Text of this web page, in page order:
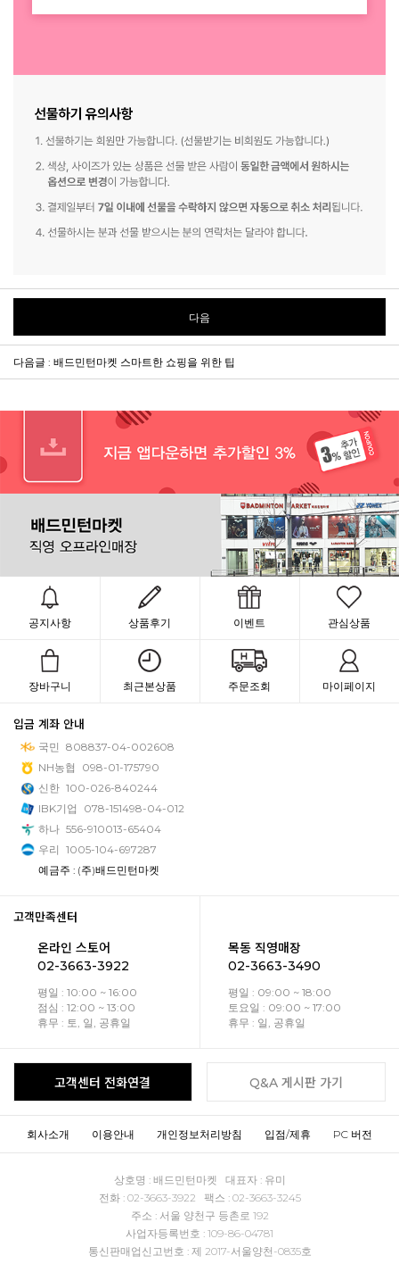
다음
다음글 : 배드민턴마켓 스마트한 쇼핑을 위한 팁
공지사항 상품후기 이벤트 관심상품
장바구니 최근본상품 주문조회 마이페이지
입금 계좌 안내
국민 808837-04-002608
NH농협
098-01-175790
신한 100-026-840244
IBK기업
078-151498-04-012
하나 556-910013-65404
우리 1005-104-697287
예금주 : (주)배드민턴마켓
고객만족센터
온라인 스토어
02-3663-3922
평일 : 10:00 ~ 16:00
점심 : 12:00 ~ 13:00
휴무 : 토, 일, 공휴일
목동 직영매장
02-3663-3490
평일 : 09:00 ~ 18:00
토요일 : 09:00 ~ 17:00
휴무 : 일, 공휴일
고객센터 전화연결 Q&A 게시판 가기
회사소개 이용안내 개인정보처리방침 입점/제휴 PC 버전
상호명 : 배드민턴마켓 대표자 : 유미
전화 : 02-3663-3922 팩스 : 02-3663-3245
주소 : 서울 양천구 등촌로 192
사업자등록번호 : 109-86-04781
통신판매업신고번호 : 제 2017-서울양천-0835호